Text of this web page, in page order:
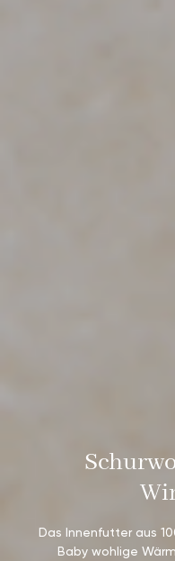
Das Innenfutter aus
Baby wohlige